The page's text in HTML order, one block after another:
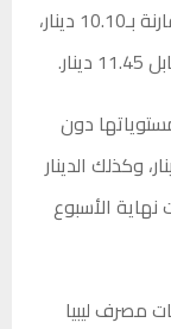
كما شهد اليورو صعوداً ليبلغ 10.16 دينار مقارنة بـ10.10 دينار،
دون
استقرت الليرة التركية عند 0.17 دينار، وكذلك الدينار
نهاية الأسبوع
مصرف ليبيا